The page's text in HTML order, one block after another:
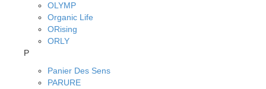
OLYMP
Organic Life
ORising
ORLY
P
Panier Des Sens
PARURE